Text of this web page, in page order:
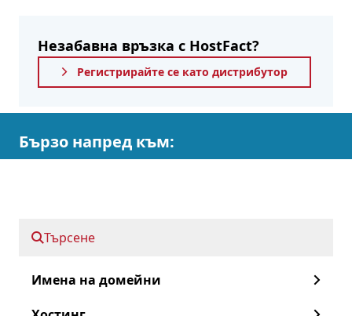
Имена на домейни
Търсене
Незабавна връзка с HostFact?
Регистрирайте се като дистрибутор
Бързо напред към:
Създадохме връзка в сътрудничество с